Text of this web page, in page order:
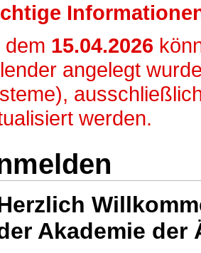
dem 15.04.2026
angelegt
werden.
Akademie der